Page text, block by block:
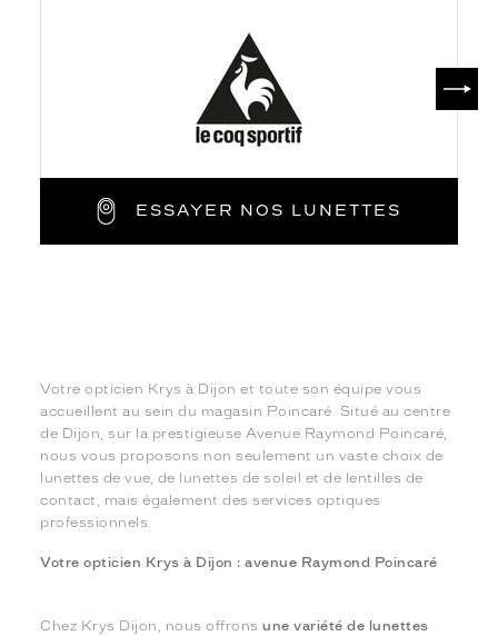
ESSAYER NOS LUNETTES
Votre opticien Krys à Dijon et toute son équipe vous
accueillent au sein du magasin Poincaré. Situé au centre
de Dijon, sur la prestigieuse Avenue Raymond Poincaré,
nous vous proposons non seulement un vaste choix de
lunettes de vue, de lunettes de soleil et de lentilles de
contact, mais également des services optiques
professionnels.
Votre opticien Krys à Dijon : avenue Raymond Poincaré
Chez Krys Dijon, nous offronsune variété de lunettes